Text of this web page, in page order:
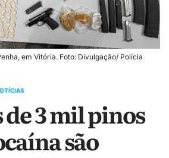
em Vitória. Foto: Divulgação/ Polícia
3 mil pinos
são